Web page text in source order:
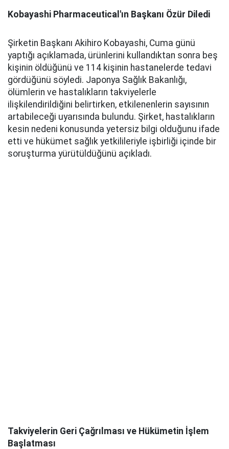
Kobayashi Pharmaceutical'ın Başkanı Özür Diledi
Şirketin Başkanı Akihiro Kobayashi, Cuma günü
yaptığı açıklamada, ürünlerini kullandıktan sonra beş
kişinin öldüğünü ve 114 kişinin hastanelerde tedavi
gördüğünü söyledi. Japonya Sağlık Bakanlığı,
ölümlerin ve hastalıkların takviyelerle
ilişkilendirildiğini belirtirken, etkilenenlerin sayısının
artabileceği uyarısında bulundu. Şirket, hastalıkların
kesin nedeni konusunda yetersiz bilgi olduğunu ifade
etti ve hükümet sağlık yetkilileriyle işbirliği içinde bir
soruşturma yürütüldüğünü açıkladı.
Takviyelerin Geri Çağrılması ve Hükümetin İşlem
Başlatması